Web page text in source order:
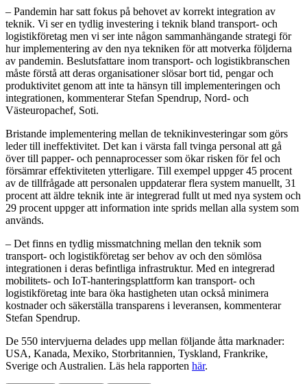
– Pandemin har satt fokus på behovet av korrekt integration av
teknik. Vi ser en tydlig investering i teknik bland transport- och
logistikföretag men vi ser inte någon sammanhängande strategi för
hur implementering av den nya tekniken för att motverka följderna
av pandemin. Beslutsfattare inom transport- och logistikbranschen
måste förstå att deras organisationer slösar bort tid, pengar och
produktivitet genom att inte ta hänsyn till implementeringen och
integrationen, kommenterar Stefan Spendrup, Nord- och
Västeuropachef, Soti.
Bristande implementering mellan de teknikinvesteringar som görs
leder till ineffektivitet. Det kan i värsta fall tvinga personal att gå
över till papper- och pennaprocesser som ökar risken för fel och
försämrar effektiviteten ytterligare. Till exempel uppger 45 procent
av de tillfrågade att personalen uppdaterar flera system manuellt, 31
procent att äldre teknik inte är integrerad fullt ut med nya system och
29 procent uppger att information inte sprids mellan alla system som
används.
– Det finns en tydlig missmatchning mellan den teknik som
transport- och logistikföretag ser behov av och den sömlösa
integrationen i deras befintliga infrastruktur. Med en integrerad
mobilitets- och IoT-hanteringsplattform kan transport- och
logistikföretag inte bara öka hastigheten utan också minimera
kostnader och säkerställa transparens i leveransen, kommenterar
Stefan Spendrup.
De 550 intervjuerna delades upp mellan följande åtta marknader:
USA, Kanada, Mexiko, Storbritannien, Tyskland, Frankrike,
Sverige och Australien. Läs hela rapporten här.